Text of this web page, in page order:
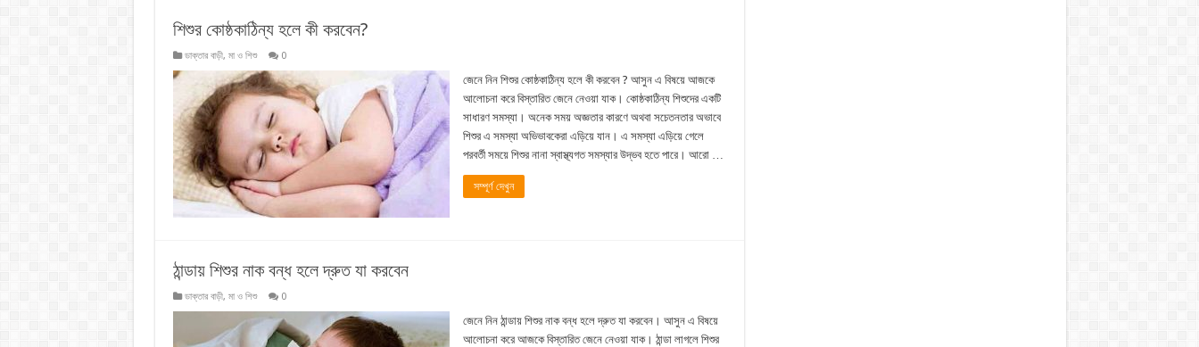
শিশুর কোষ্ঠকাঠিন্য হলে কী করবেন?
ডাক্তার বাড়ী, মা ও শিশু 0
জেনে নিন শিশুর কোষ্ঠকাঠিন্য হলে কী করবেন ? আসুন এ বিষয়ে আজকে
আলোচনা করে বিস্তারিত জেনে নেওয়া যাক। কোষ্ঠকাঠিন্য শিশুদের একটি
সাধারণ সমস্যা। অনেক সময় অজ্ঞতার কারণে অথবা সচেতনতার অভাবে
শিশুর এ সমস্যা অভিভাবকেরা এড়িয়ে যান। এ সমস্যা এড়িয়ে গেলে
পরবর্তী সময়ে শিশুর নানা স্বাস্থ্যগত সমস্যার উদ্ভব হতে পারে। আরো …
সম্পূর্ণ দেখুন
ঠান্ডায় শিশুর নাক বন্ধ হলে দ্রুত যা করবেন
ডাক্তার বাড়ী, মা ও শিশু 0
জেনে নিন ঠান্ডায় শিশুর নাক বন্ধ হলে দ্রুত যা করবেন। আসুন এ বিষয়ে
আলোচনা করে আজকে বিস্তারিত জেনে নেওয়া যাক। ঠান্ডা লাগলে শিশুর